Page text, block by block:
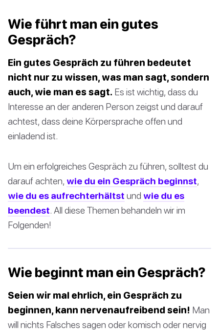
Wie führt man ein gutes
Gespräch?
Ein gutes Gespräch zu führen bedeutet
nicht nur zu wissen, was man sagt, sondern
auch, wie man es sagt. Es ist wichtig, dass du
Interesse an der anderen Person zeigst und darauf
achtest, dass deine Körpersprache offen und
einladend ist.
Um ein erfolgreiches Gespräch zu führen, solltest du
darauf achten, wie du ein Gespräch beginnst,
wie du es aufrechterhältst und wie du es
beendest. All diese Themen behandeln wir im
Folgenden!
Wie beginnt man ein Gespräch?
Seien wir mal ehrlich, ein Gespräch zu
beginnen, kann nervenaufreibend sein! Man
will nichts Falsches sagen oder komisch oder nervig